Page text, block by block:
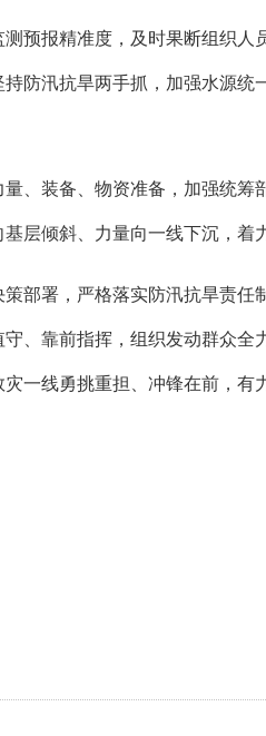
预报精准度，及时果断组织人
防汛抗旱两手抓，加强水源
、装备、物资准备，加强统
层倾斜、力量向一线下沉，着
部署，严格落实防汛抗旱责
、靠前指挥，组织发动群众
一线勇挑重担、冲锋在前，有